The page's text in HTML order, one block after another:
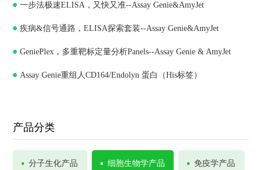
科技，深化合作共谋发展
一步法极速ELISA，又快又准--Assay Genie&AmyJet
疾病&信号通路，ELISA探索套装--Assay Genie&AmyJet
GeniePlex，多重靶标定量分析Panels--Assay Genie & AmyJet
Assay Genie重组人CD164/Endolyn 蛋白（His标签）
产品分类
分子生化产品 细胞生物学产品 免疫学产品